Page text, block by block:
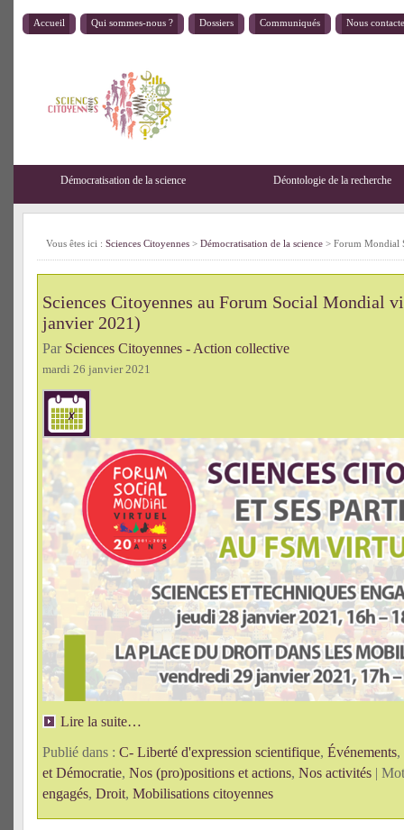
Accueil Qui sommes-nous ? Dossiers Communiqués Nous
Démocratisation de la science Déontologie de la recherche
Vous êtes ici : Sciences Citoyennes > Démocratisation de la science > Forum Mondial
Sciences Citoyennes au Forum Social Mondial
janvier 2021)
Par Sciences Citoyennes - Action collective
mardi 26 janvier 2021
Lire la suite…
Publié dans : C- Liberté d'expression scientifique, Événements,
et Démocratie, Nos (pro)positions et actions, Nos activités |
engagés, Droit, Mobilisations citoyennes